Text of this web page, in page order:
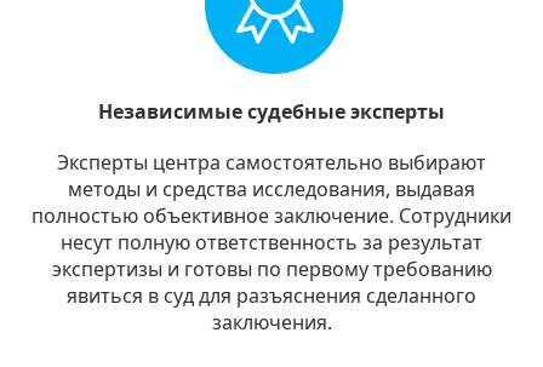
Независимые судебные эксперты
Эксперты центра самостоятельно выбирают
методы и средства исследования, выдавая
полностью объективное заключение. Сотрудники
несут полную ответственность за результат
экспертизы и готовы по первому требованию
явиться в суд для разъяснения сделанного
заключения.